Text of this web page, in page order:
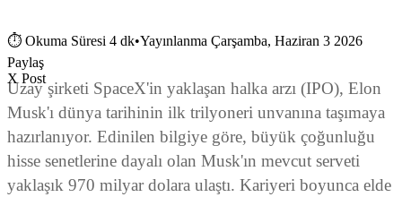
⏱ Okuma Süresi 4 dk•Yayınlanma Çarşamba, Haziran 3 2026
Paylaş
X Post
Uzay şirketi SpaceX'in yaklaşan halka arzı (IPO), Elon
Musk'ı dünya tarihinin ilk trilyoneri unvanına taşımaya
hazırlanıyor. Edinilen bilgiye göre, büyük çoğunluğu
hisse senetlerine dayalı olan Musk'ın mevcut serveti
yaklaşık 970 milyar dolara ulaştı. Kariyeri boyunca elde